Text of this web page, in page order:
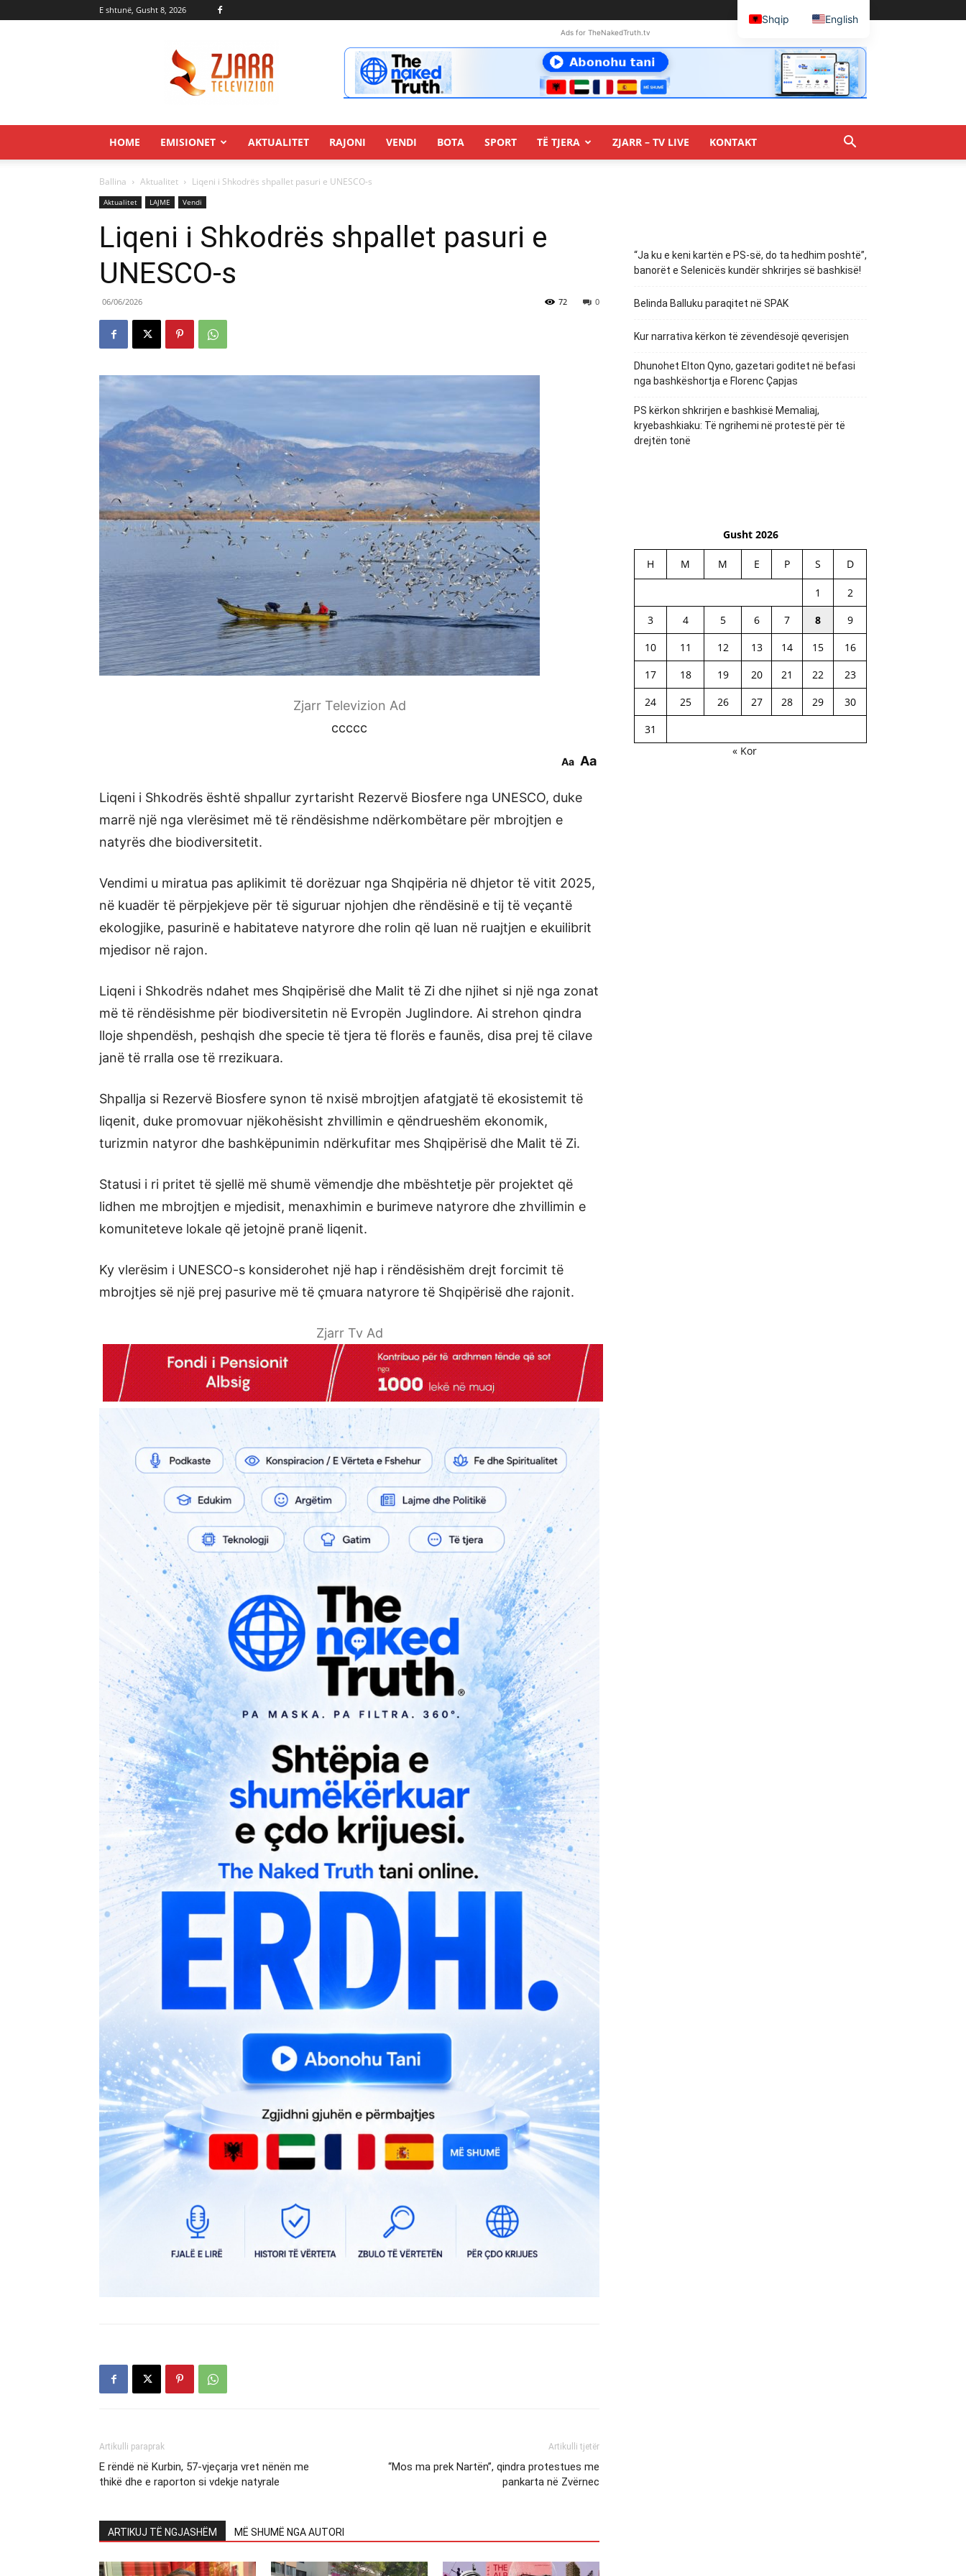
E shtunë, Gusht 8, 2026
Ads for TheNakedTruth.tv
HOME EMISIONET AKTUALITET RAJONI VENDI BOTA SPORT TË TJERA ZJARR – TV LIVE KONTAKT
Ballina Aktualitet Liqeni i Shkodrës shpallet pasuri e UNESCO-s
Aktualitet LAJME Vendi
Liqeni i Shkodrës shpallet pasuri e
UNESCO-s
06/06/2026 0
72
Zjarr Televizion Ad
ccccc
Aa Aa
Liqeni i Shkodrës është shpallur zyrtarisht Rezervë Biosfere nga UNESCO, duke
marrë një nga vlerësimet më të rëndësishme ndërkombëtare për mbrojtjen e
natyrës dhe biodiversitetit.
Vendimi u miratua pas aplikimit të dorëzuar nga Shqipëria në dhjetor të vitit 2025,
në kuadër të përpjekjeve për të siguruar njohjen dhe rëndësinë e tij të veçantë
ekologjike, pasurinë e habitateve natyrore dhe rolin që luan në ruajtjen e ekuilibrit
mjedisor në rajon.
Liqeni i Shkodrës ndahet mes Shqipërisë dhe Malit të Zi dhe njihet si një nga zonat
më të rëndësishme për biodiversitetin në Evropën Juglindore. Ai strehon qindra
lloje shpendësh, peshqish dhe specie të tjera të florës e faunës, disa prej të cilave
janë të rralla ose të rrezikuara.
Shpallja si Rezervë Biosfere synon të nxisë mbrojtjen afatgjatë të ekosistemit të
liqenit, duke promovuar njëkohësisht zhvillimin e qëndrueshëm ekonomik,
turizmin natyror dhe bashkëpunimin ndërkufitar mes Shqipërisë dhe Malit të Zi.
Statusi i ri pritet të sjellë më shumë vëmendje dhe mbështetje për projektet që
lidhen me mbrojtjen e mjedisit, menaxhimin e burimeve natyrore dhe zhvillimin e
komuniteteve lokale që jetojnë pranë liqenit.
Ky vlerësim i UNESCO-s konsiderohet një hap i rëndësishëm drejt forcimit të
mbrojtjes së një prej pasurive më të çmuara natyrore të Shqipërisë dhe rajonit.
Zjarr Tv Ad
Artikulli paraprak
E rëndë në Kurbin, 57-vjeçarja vret nënën me
thikë dhe e raporton si vdekje natyrale
Artikulli tjetër
“Mos ma prek Nartën”, qindra protestues me
pankarta në Zvërnec
ARTIKUJ TË NGJASHËM MË SHUMË NGA AUTORI
“Ja ku e keni kartën e PS-së, do ta hedhim poshtë”,
banorët e Selenicës kundër shkrirjes së bashkisë!
Belinda Balluku paraqitet në SPAK
Kur narrativa kërkon të zëvendësojë qeverisjen
Dhunohet Elton Qyno, gazetari goditet në befasi
nga bashkëshortja e Florenc Çapjas
PS kërkon shkrirjen e bashkisë Memaliaj,
kryebashkiaku: Të ngrihemi në protestë për të
drejtën tonë
Gusht 2026
H M M E P S D
1
2
3
4 5 6 7 8
9
10
11 12 13 14 15
16
17
18 19 20 21 22
23
24
25 26 27 28 29
30
31
« Kor
Shqip English